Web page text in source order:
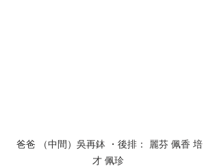
爸爸 （中間）吳再鉢 ・後排： 麗芬 佩香 培
才 佩珍